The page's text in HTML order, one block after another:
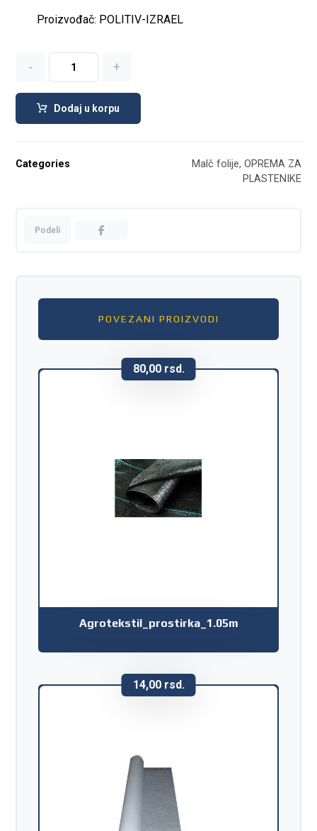
Proizvođač: POLITIV-IZRAEL
- +
Dodaj u korpu
Categories Malč folije, ОPREMA ZA
PLASTENIKE
POVEZANI PROIZVODI
Agrotekstil_prostirka_1.05m
80,00 rsd.
14,00 rsd.